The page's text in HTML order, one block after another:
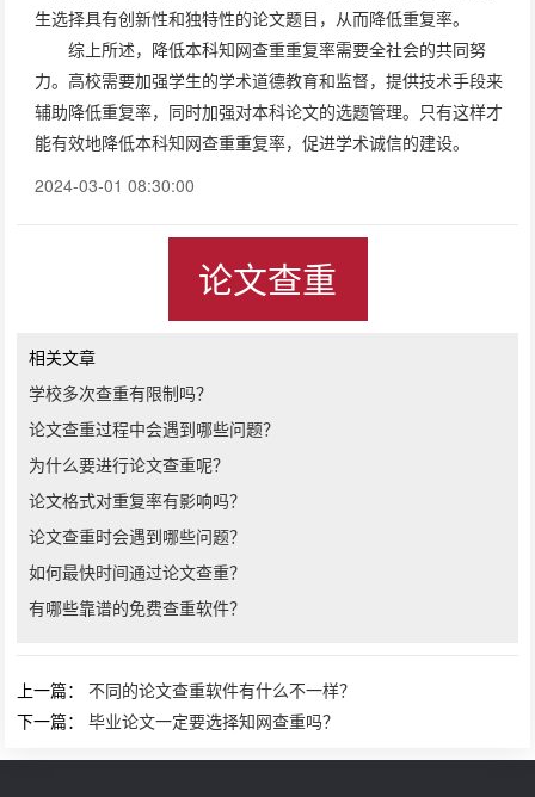
生选择具有创新性和独特性的论文题目，从而降低重复率。
综上所述，降低本科知网查重重复率需要全社会的共同努
力。高校需要加强学生的学术道德教育和监督，提供技术手段来
辅助降低重复率，同时加强对本科论文的选题管理。只有这样才
能有效地降低本科知网查重重复率，促进学术诚信的建设。
2024-03-01 08:30:00
论文查重
相关文章
学校多次查重有限制吗？
论文查重过程中会遇到哪些问题？
为什么要进行论文查重呢？
论文格式对重复率有影响吗？
论文查重时会遇到哪些问题？
如何最快时间通过论文查重？
有哪些靠谱的免费查重软件？
上一篇：不同的论文查重软件有什么不一样？
下一篇：毕业论文一定要选择知网查重吗？